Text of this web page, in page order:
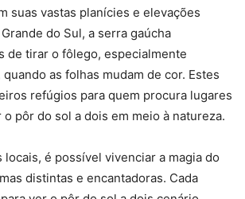
suas vastas planícies e elevações
do Sul, a serra gaúcha
de tirar o fôlego, especialmente
as folhas mudam de cor. Estes
refúgios para quem procura lugares
pôr do sol a dois em meio à natureza.
locais, é possível vivenciar a magia do
distintas e encantadoras. Cada